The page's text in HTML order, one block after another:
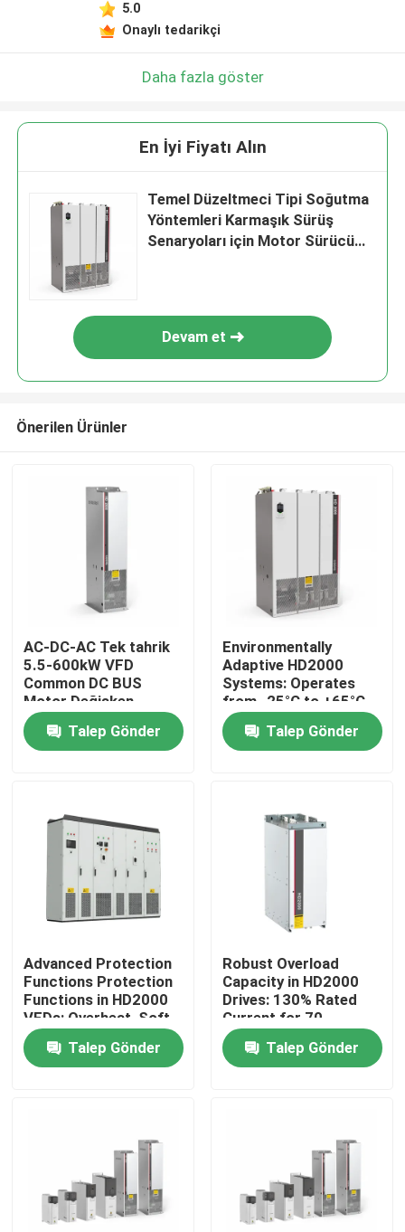
Evde
Videolar
Hakkımızda
Kalite Kontrolü
Bizimle İletişim
Bir İndirim İste
VFD Değişken Frekans Sürücüsü
5.0
Onaylı tedarikçi
Daha fazla göster
En İyi Fiyatı Alın
Temel Düzeltmeci Tipi Soğutma
Yöntemleri Karmaşık Sürüş
Senaryoları için Motor Sürücü
Devam et
Önerilen Ürünler
AC-DC-AC Tek tahrik
5.5-600kW VFD
Common DC BUS
Motor Değişken
Frekanslı Taşıma
Talep Gönder
Environmentally
Adaptive HD2000
Systems: Operates
from -25°C to +65°C
and Humidity Up to
85%
Talep Gönder
Advanced Protection
Functions Protection
Functions in HD2000
VFDs: Overheat, Soft-
Start, and IGBT Safety
Talep Gönder
Robust Overload
Capacity in HD2000
Drives: 130% Rated
Current for 70
Seconds
Talep Gönder